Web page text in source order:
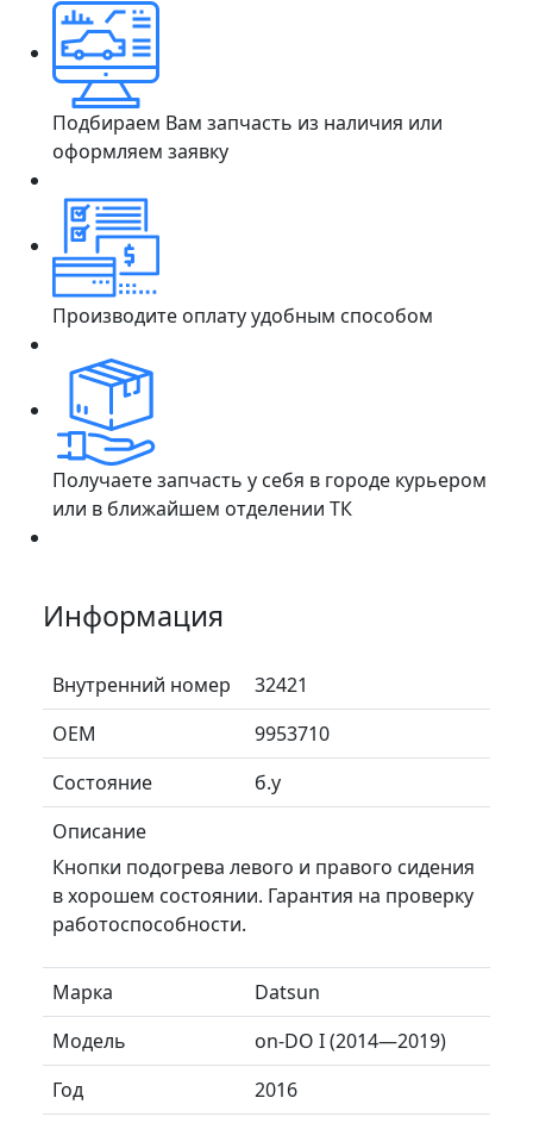
Подбираем Вам запчасть из наличия или
оформляем заявку
Производите оплату удобным способом
Получаете запчасть у себя в городе курьером
или в ближайшем отделении ТК
Информация
Внутренний номер
32421
ОЕМ
9953710
Состояние
б.у
Описание
Кнопки подогрева левого и правого сидения
в хорошем состоянии. Гарантия на проверку
работоспособности.
Марка
Datsun
Модель
on-DO I (2014—2019)
Год
2016